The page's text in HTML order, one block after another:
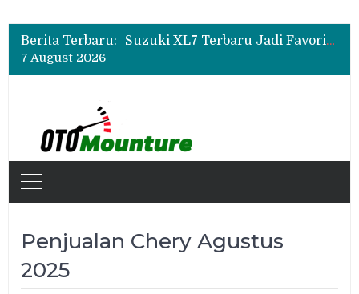
Berita Terbaru:
Promo Servis Mitsubishi Agustus 2026, Ada Diskon ESP dan Bodi & Cat Kilau Merdeka
Suzuki XL7 Terbaru Jadi Favorit Test Drive di GIIAS 2026, Ini Fitur yang Paling Dipuji
Promo Servis Mitsubishi Agustus 2026, Ada Diskon ESP dan Bodi & Cat Kilau Merdeka
7 August 2026
Penjualan Chery Agustus
2025